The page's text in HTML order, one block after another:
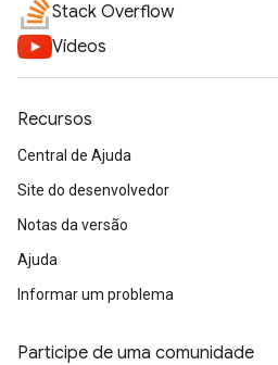
Stack Overflow
Vídeos
Recursos
Central de Ajuda
Site do desenvolvedor
Notas da versão
Ajuda
Informar um problema
Participe de uma comunidade